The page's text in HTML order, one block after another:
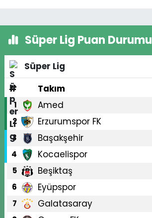
Süper Lig Puan Durumu
Süper Lig
#
Takım
1 Amed
2 Erzurumspor FK
3 Başakşehir
4 Kocaelispor
5 Beşiktaş
6 Eyüpspor
7 Galatasaray